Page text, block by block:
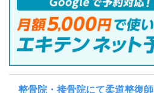
整骨院・接骨院にて柔道整復師